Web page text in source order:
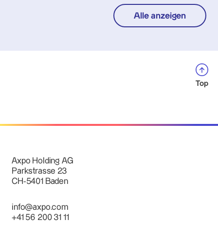
Alle anzeigen
Top
Axpo Holding AG
Parkstrasse 23
CH-5401 Baden
info@axpo.com
+41 56 200 31 11